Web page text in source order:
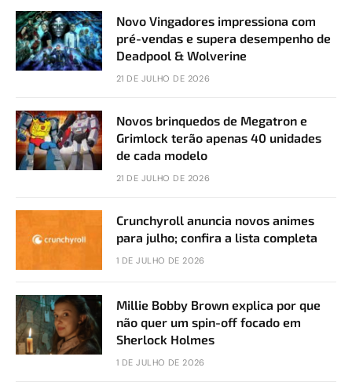
Novo Vingadores impressiona com
pré-vendas e supera desempenho de
Deadpool & Wolverine
21 DE JULHO DE 2026
Novos brinquedos de Megatron e
Grimlock terão apenas 40 unidades
de cada modelo
21 DE JULHO DE 2026
Crunchyroll anuncia novos animes
para julho; confira a lista completa
1 DE JULHO DE 2026
Millie Bobby Brown explica por que
não quer um spin-off focado em
Sherlock Holmes
1 DE JULHO DE 2026